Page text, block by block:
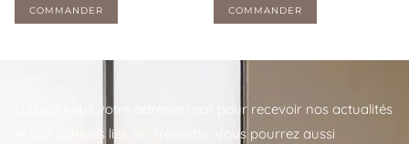
COMMANDER COMMANDER
Laissez nous votre adresse mail pour recevoir nos actualités
et des conseils liés au Travertin. Vous pourrez aussi